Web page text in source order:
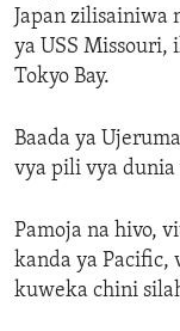
ENVIRONMENT
IDEALS AND
Japan zilisainiwa
ya USS Missouri,
Tokyo Bay.
Baada ya
vya pili vya
Pamoja na hivo,
kanda ya Pacific,
kuweka chini